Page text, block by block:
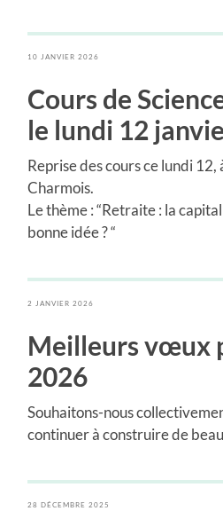
10 JANVIER 2026
Cours de
le lundi 12
Reprise des cours ce lundi 12,
Charmois.
Le thème : “Retraite : la
bonne idée ? “
2 JANVIER 2026
Meilleurs vœux
2026
Souhaitons-nous
continuer à construire de
28 DÉCEMBRE 2025